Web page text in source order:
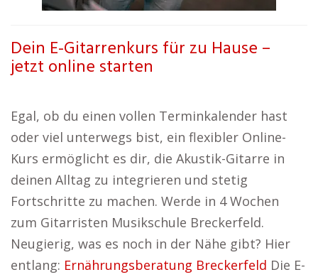
Dein E-Gitarrenkurs für zu Hause –
jetzt online starten
Egal, ob du einen vollen Terminkalender hast
oder viel unterwegs bist, ein flexibler Online-
Kurs ermöglicht es dir, die Akustik-Gitarre in
deinen Alltag zu integrieren und stetig
Fortschritte zu machen. Werde in 4 Wochen
zum Gitarristen Musikschule Breckerfeld.
Neugierig, was es noch in der Nähe gibt? Hier
entlang: Ernährungsberatung Breckerfeld Die E-